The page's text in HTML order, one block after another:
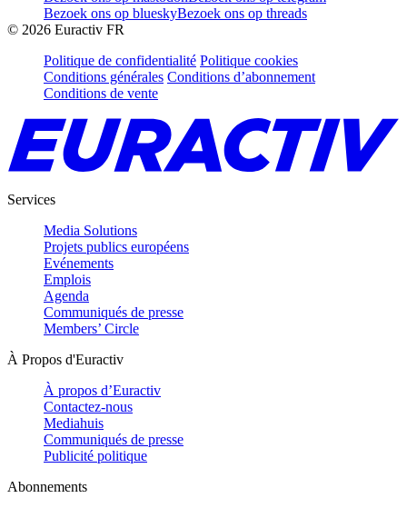
Bezoek ons op blueskyBezoek ons op threads
© 2026 Euractiv FR
Politique de confidentialité Politique cookies
Conditions générales Conditions d’abonnement
Conditions de vente
Services
Media Solutions
Projets publics européens
Evénements
Emplois
Agenda
Communiqués de presse
Members’ Circle
À Propos d'Euractiv
À propos d’Euractiv
Contactez-nous
Mediahuis
Communiqués de presse
Publicité politique
Abonnements